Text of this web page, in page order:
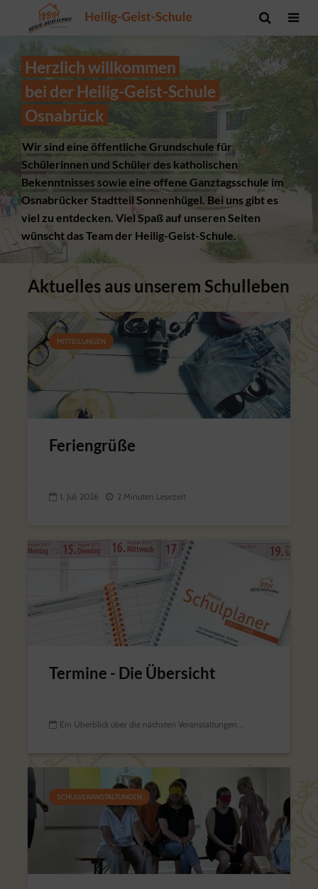
Herzlich willkommen
bei der Heilig-Geist-Schule
Osnabrück
Wir sind eine öffentliche Grundschule für
Schülerinnen und Schüler des katholischen
Bekenntnisses sowie eine offene Ganztagsschule im
Osnabrücker Stadtteil Sonnenhügel. Bei uns gibt es
viel zu entdecken. Viel Spaß auf unseren Seiten
wünscht das Team der Heilig-Geist-Schule.
Aktuelles aus unserem Schulleben
MITTEILUNGEN
Feriengrüße
1. Juli 2026 2 Minuten Lesezeit
Termine - Die Übersicht
Ein Überblick über die nächsten Veranstaltungen...
SCHULVERANSTALTUNGEN